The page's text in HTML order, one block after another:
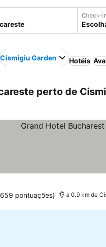
Check-
Cismigiu Garden Hotéis
perto de
pontuações) a 0.9 km de